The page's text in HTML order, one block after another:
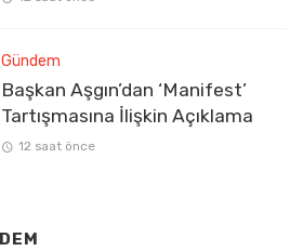
Gündem
Başkan Aşgın’dan ‘Manifest’
Tartışmasına İlişkin Açıklama
12 saat önce